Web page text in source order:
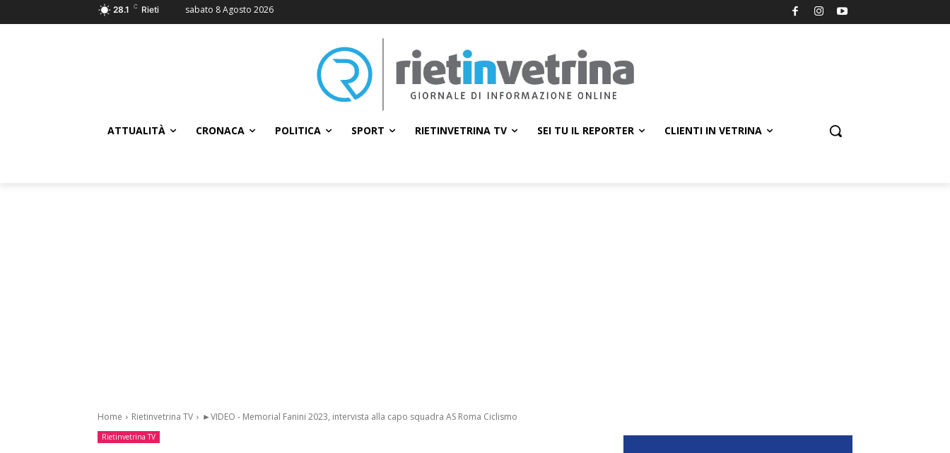
28.1 C Rieti sabato 8 Agosto 2026
ATTUALITÀ CRONACA POLITICA SPORT RIETINVETRINA TV SEI TU IL REPORTER CLIENTI IN VETRINA
Home Rietinvetrina TV ►VIDEO - Memorial Fanini 2023, intervista alla capo squadra AS Roma Ciclismo
Rietinvetrina TV